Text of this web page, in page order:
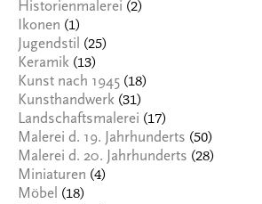
Historienmalerei (2)
Ikonen (1)
Jugendstil (25)
Keramik (13)
Kunst nach 1945 (18)
Kunsthandwerk (31)
Landschaftsmalerei (17)
Malerei d. 19. Jahrhunderts (50)
Malerei d. 20. Jahrhunderts (28)
Miniaturen (4)
Möbel (18)